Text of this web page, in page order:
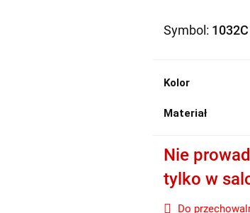
Symbol: 1032C
Kolor
Materiał
Nie
tylko w
Do